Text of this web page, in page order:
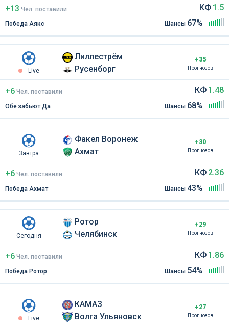
+13 Чел. поставили
Победа Аякс
КФ 1.5
Шансы 67%
Live
Лиллестрём
Русенборг
+35
Прогнозов
+6 Чел. поставили
Обе забьют Да
КФ 1.48
Шансы 68%
Завтра
Факел Воронеж
Ахмат
+30
Прогнозов
+6 Чел. поставили
Победа Ахмат
КФ 2.36
Шансы 43%
Сегодня
Ротор
Челябинск
+29
Прогнозов
+6 Чел. поставили
Победа Ротор
КФ 1.86
Шансы 54%
Live
КАМАЗ
Волга Ульяновск
+27
Прогнозов